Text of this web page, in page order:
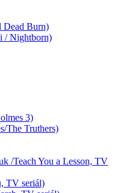
Dead Burn)
/ Nightborn)
3)
The Truthers)
/Teach You a Lesson, TV
TV seriál)